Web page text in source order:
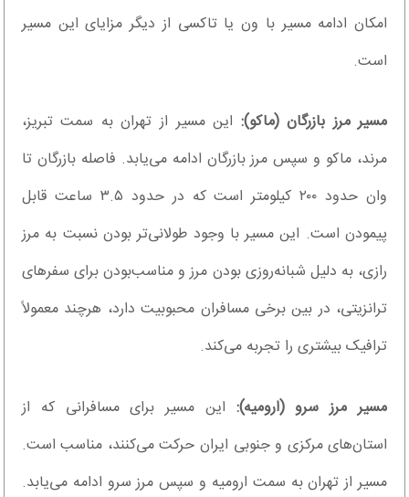
امکان ادامه مسیر با ون یا تاکسی از دیگر مزایای این مسیر
است.
مسیر مرز بازرگان (ماکو): این مسیر از تهران به سمت تبریز،
مرند، ماکو و سپس مرز بازرگان ادامه می‌یابد. فاصله بازرگان تا
وان حدود ۲۰۰ کیلومتر است که در حدود ۳.۵ ساعت قابل
پیمودن است. این مسیر با وجود طولانی‌تر بودن نسبت به مرز
رازی، به دلیل شبانه‌روزی بودن مرز و مناسب‌بودن برای سفرهای
ترانزیتی، در بین برخی مسافران محبوبیت دارد، هرچند معمولاً
ترافیک بیشتری را تجربه می‌کند.
مسیر مرز سرو (ارومیه): این مسیر برای مسافرانی که از
استان‌های مرکزی و جنوبی ایران حرکت می‌کنند، مناسب است.
مسیر از تهران به سمت ارومیه و سپس مرز سرو ادامه می‌یابد.